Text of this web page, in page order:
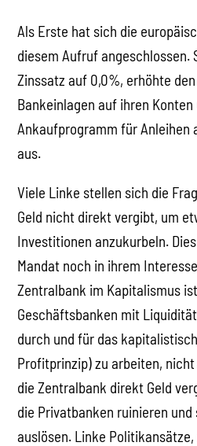
Als Erste hat sich die
diesem Aufruf angeschlossen.
Zinssatz auf 0,0%, erhöhte
Bankeinlagen auf ihren
Ankaufprogramm für Anleihen
aus.
Viele Linke stellen sich die
Geld nicht direkt vergibt, um
Investitionen anzukurbeln.
Mandat noch in ihrem
Zentralbank im Kapitalismus
Geschäftsbanken mit
durch und für das
Profitprinzip) zu arbeiten,
die Zentralbank direkt Geld
die Privatbanken ruinieren und
auslösen. Linke